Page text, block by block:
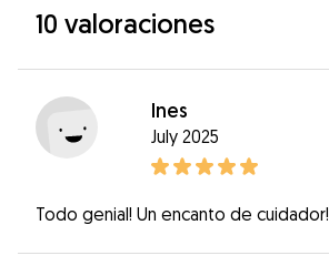
10 valoraciones
Ines
July 2025
Todo genial! Un encanto de cuidador!